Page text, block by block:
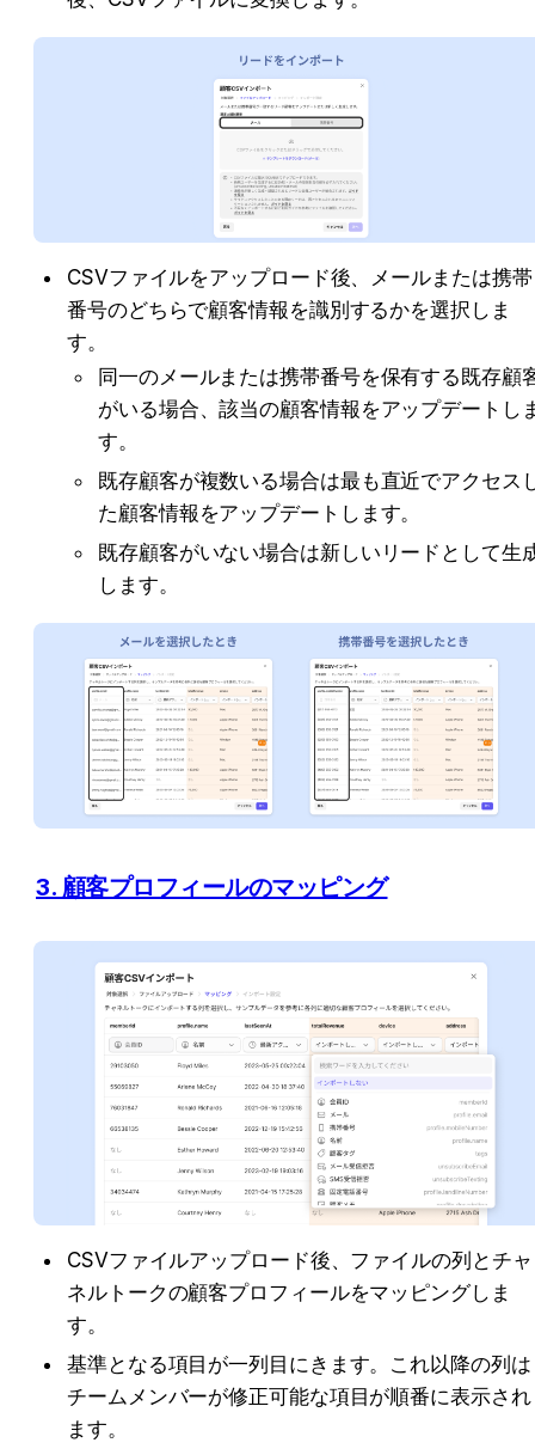
CSVファイルをアップロード後、メールまたは携帯
番号のどちらで顧客情報を識別するかを選択しま
す。
同一のメールまたは携帯番号を保有する既存顧
がいる場合、該当の顧客情報をアップデートし
す。
既存顧客が複数いる場合は最も直近でアクセス
た顧客情報をアップデートします。
既存顧客がいない場合は新しいリードとして生
します。
3. 顧客プロフィールのマッピング
CSVファイルアップロード後、ファイルの列とチャ
ネルトークの顧客プロフィールをマッピングしま
す。
基準となる項目が一列目にきます。これ以降の列は
チームメンバーが修正可能な項目が順番に表示され
ます。